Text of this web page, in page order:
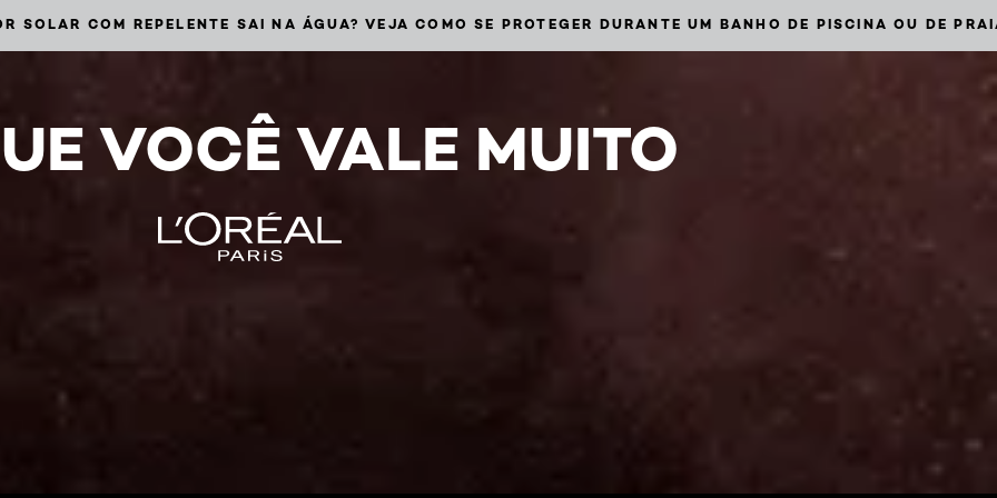
SOLAR COM REPELENTE SAI NA ÁGUA? VEJA COMO SE PROTEGER DURANTE UM BANHO DE PISCINA OU DE
VOCÊ VALE MUITO